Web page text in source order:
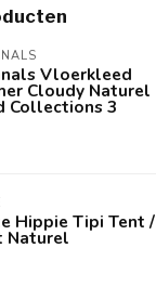
Vloerkleed
Cloudy Naturel
Collections 3
Hippie Tipi Tent /
Naturel